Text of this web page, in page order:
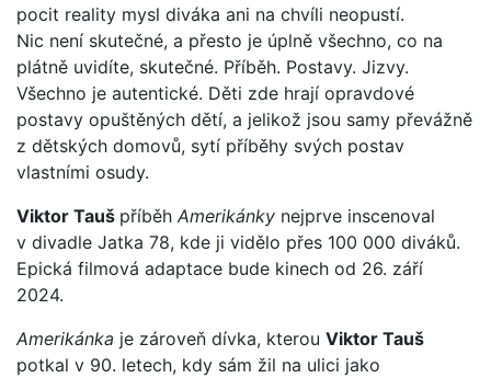
pocit reality mysl diváka ani na chvíli neopustí.
Nic není skutečné, a přesto je úplně všechno, co na
plátně uvidíte, skutečné. Příběh. Postavy. Jizvy.
Všechno je autentické. Děti zde hrají opravdové
postavy opuštěných dětí, a jelikož jsou samy převážně
z dětských domovů, sytí příběhy svých postav
vlastními osudy.
Viktor Tauš příběh Amerikánky nejprve inscenoval
v divadle Jatka 78, kde ji vidělo přes 100 000 diváků.
Epická filmová adaptace bude kinech od 26. září
2024.
Amerikánka je zároveň dívka, kterou Viktor Tauš
potkal v 90. letech, kdy sám žil na ulici jako